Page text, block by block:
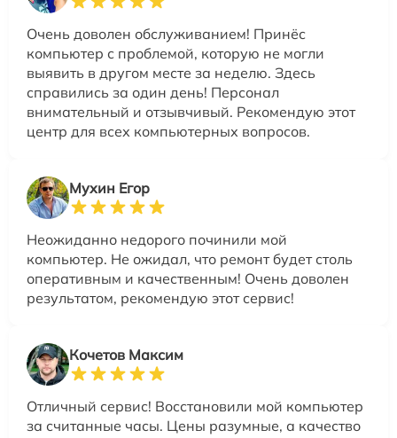
Очень доволен обслуживанием! Принёс
компьютер с проблемой, которую не могли
выявить в другом месте за неделю. Здесь
справились за один день! Персонал
внимательный и отзывчивый. Рекомендую этот
центр для всех компьютерных вопросов.
Мухин Егор
Неожиданно недорого починили мой
компьютер. Не ожидал, что ремонт будет столь
оперативным и качественным! Очень доволен
результатом, рекомендую этот сервис!
Кочетов Максим
Отличный сервис! Восстановили мой компьютер
за считанные часы. Цены разумные, а качество